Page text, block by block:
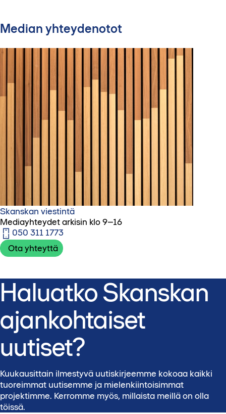
Median yhteydenotot
Skanskan viestintä
Mediayhteydet arkisin klo 9–16
050 311 1773‬
Ota yhteyttä
Haluatko Skanskan
ajankohtaiset
uutiset?
Kuukausittain ilmestyvä uutiskirjeemme kokoaa kaikki
tuoreimmat uutisemme ja mielenkiintoisimmat
projektimme. Kerromme myös, millaista meillä on olla
töissä.